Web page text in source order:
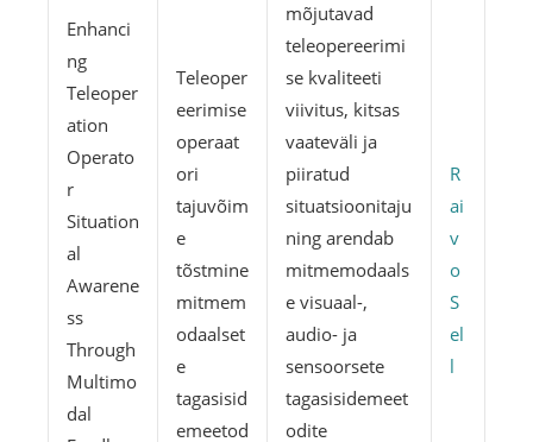
Enhanci
ng
Teleoper
ation
Operato
r
Situation
al
Awarene
ss
Through
Multimo
dal
Teleoper
eerimise
operaat
ori
tajuvõim
e
tõstmine
mitmem
odaalset
e
tagasisid
emeetod
mõjutavad
teleopereerimi
se kvaliteeti
viivitus, kitsas
vaateväli ja
piiratud
situatsioonitaju
ning arendab
mitmemodaals
e visuaal-,
audio- ja
sensoorsete
tagasisidemeet
odite
R
ai
v
o
S
el
l